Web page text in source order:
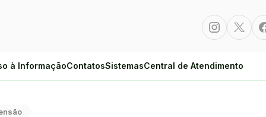
Instagram
à InformaçãoContatosSistemasCentral de Atendimento